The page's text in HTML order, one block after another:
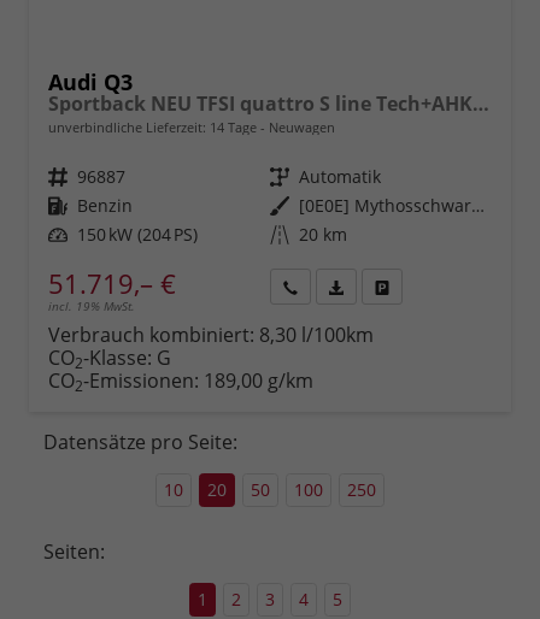
Audi Q3
Sportback NEU TFSI quattro S line Tech+AHK+Alu19+LEDplus+KlimaPlus+ExtSchwarz
unverbindliche Lieferzeit: 14 Tage Neuwagen
Fahrzeugnr. 96887 Getriebe Automatik
Kraftstoff Benzin Außenfarbe
[0E0E] Mythosschwarz Metallic
Leistung 150 kW (204 PS) Kilometerstand 20 km
51.719,– €
incl. 19% MwSt.
anfordern
Datei,
Verbrauch kombiniert: 8,30 l/100km
CO2-Klasse: G
CO2-Emissionen: 189,00 g/km
Datensätze pro Seite:
10 20 50 100 250
Seiten:
1 2 3 4 5